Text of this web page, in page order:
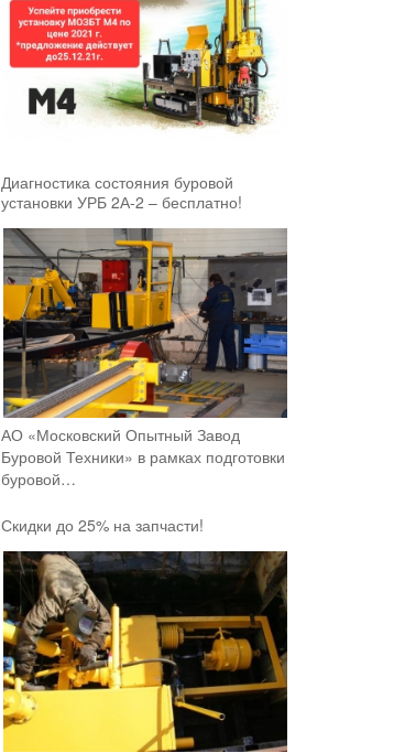
Диагностика состояния буровой
установки УРБ 2А-2 – бесплатно!
АО «Московский Опытный Завод
Буровой Техники» в рамках подготовки
буровой…
Скидки до 25% на запчасти!